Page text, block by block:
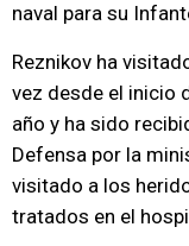
naval para su
Reznikov ha
vez desde el inicio
año y ha sido
Defensa por la
visitado a los
tratados en el